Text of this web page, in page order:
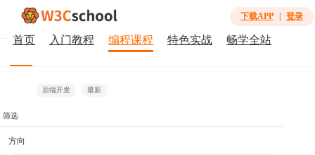
下载APP 登录
首页 入门教程 编程课程 特色实战
畅学全站
视频课
后端开发 最新
筛选
方向